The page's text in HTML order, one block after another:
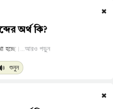
✖
অর্থ কি?
আরও পড়ুন
শুনুন
✖